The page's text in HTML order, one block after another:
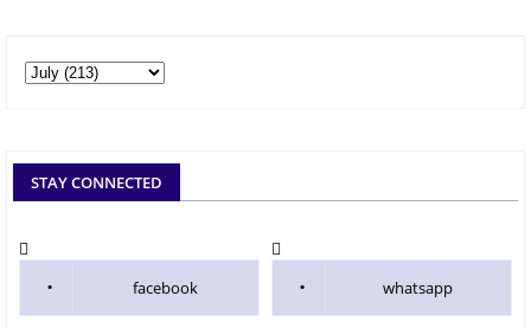
STAY CONNECTED
facebook whatsapp